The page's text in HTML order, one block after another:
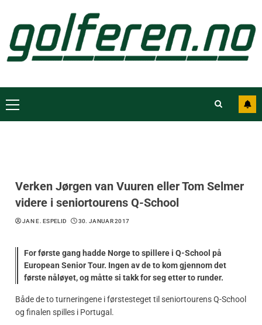
Verken Jørgen van Vuuren eller Tom Selmer
videre i seniortourens Q-School
JAN E. ESPELID 30. JANUAR 2017
For første gang hadde Norge to spillere i Q-School på
European Senior Tour. Ingen av de to kom gjennom det
første nåløyet, og måtte si takk for seg etter to runder.
Både de to turneringene i førstesteget til seniortourens Q-School
og finalen spilles i Portugal.